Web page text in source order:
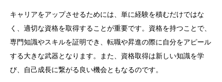
キャリアをアップさせるためには、単に経験を積むだけではな
く、適切な資格を取得することが重要です。資格を持つことで、
専門知識やスキルを証明でき、転職や昇進の際に自分をアピール
する大きな武器となります。また、資格取得は新しい知識を学
び、自己成長に繋がる良い機会ともなるのです。